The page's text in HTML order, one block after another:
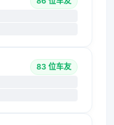
83 位车友